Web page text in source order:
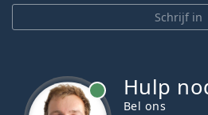
Schrijf in
Hulp
Bel ons